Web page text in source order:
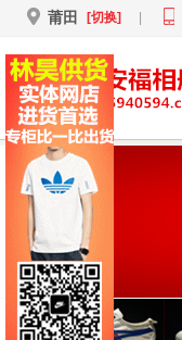
莆田 [切换]